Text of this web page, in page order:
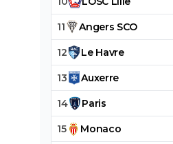
11 Angers SCO
12 Le Havre
13 Auxerre
14 Paris
15 Monaco